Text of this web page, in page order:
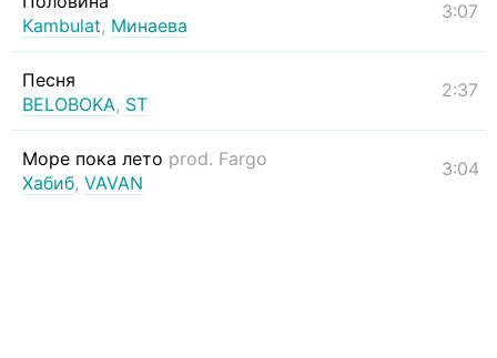
Kambulat, Минаева
3:07
Песня
BELOBOKA, ST
2:37
Море пока лето prod. Fargo
Хабиб, VAVAN
3:04